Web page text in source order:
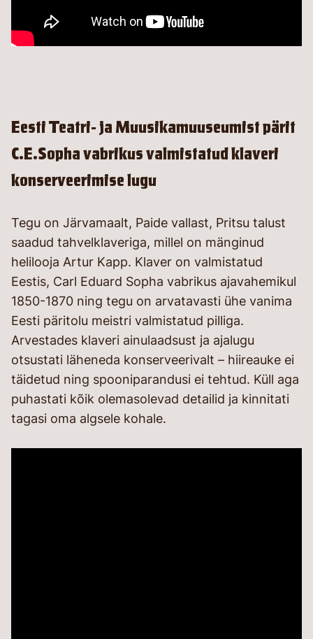
Eesti Teatri- ja Muusikamuuseumist pärit
C.E.Sopha vabrikus valmistatud klaveri
konserveerimise lugu
Tegu on Järvamaalt, Paide vallast, Pritsu talust
saadud tahvelklaveriga, millel on mänginud
helilooja Artur Kapp. Klaver on valmistatud
Eestis, Carl Eduard Sopha vabrikus ajavahemikul
1850-1870 ning tegu on arvatavasti ühe vanima
Eesti päritolu meistri valmistatud pilliga.
Arvestades klaveri ainulaadsust ja ajalugu
otsustati läheneda konserveerivalt – hiireauke ei
täidetud ning spooniparandusi ei tehtud. Küll aga
puhastati kõik olemasolevad detailid ja kinnitati
tagasi oma algsele kohale.